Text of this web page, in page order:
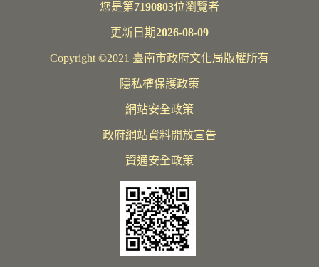
您是第7190803位瀏覽者
更新日期2026-08-09
Copyright ©2021 臺南市政府文化局版權所有
隱私權保護政策
網站安全政策
政府網站資料開放宣告
資通安全政策